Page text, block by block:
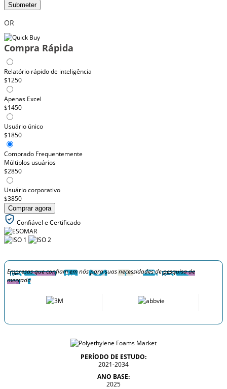
Submeter
OR
Compra Rápida
Relatório rápido de inteligência
$1250
Apenas Excel
$1450
Usuário único
$1850
Comprado Frequentemente
Múltiplos usuários
$2850
Usuário corporativo
$3850
Comprar agora
Confiável e Certificado
Empresas que confiam em nós para suas necessidades de pesquisa de
mercado
PERÍODO DE ESTUDO:
2021-2034
ANO BASE:
2025